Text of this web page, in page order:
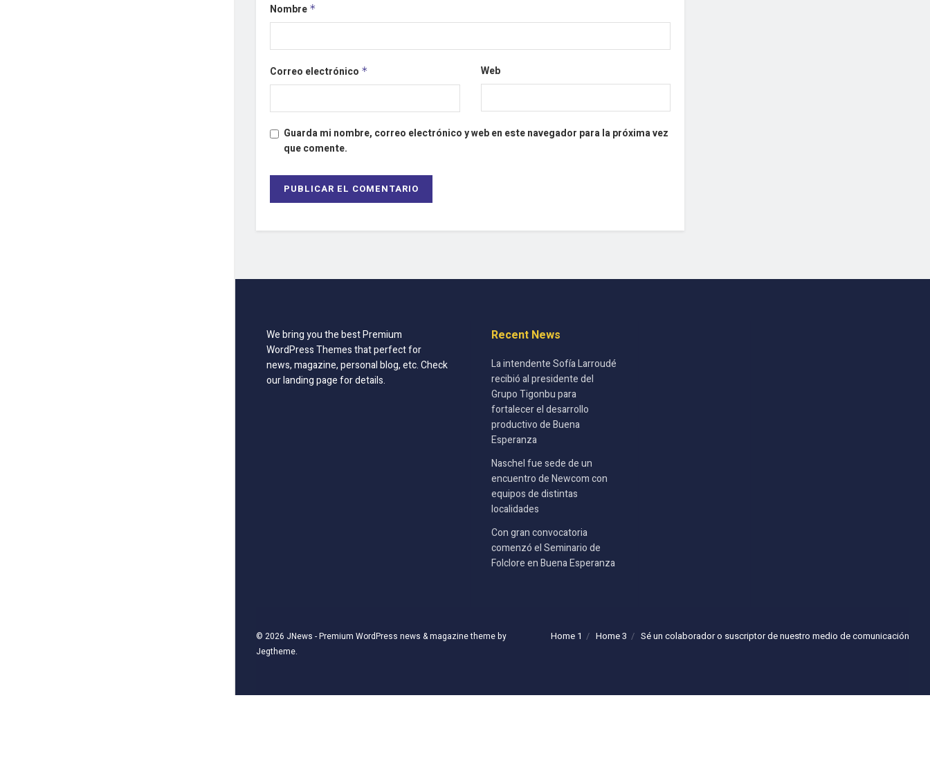
Nombre *
Correo electrónico * Web
Guarda mi nombre, correo electrónico y web en este navegador para la próxima vez
que comente.
We bring you the best Premium
WordPress Themes that perfect for
news, magazine, personal blog, etc. Check
our landing page for details.
Recent News
La intendente Sofía Larroudé
recibió al presidente del
Grupo Tigonbu para
fortalecer el desarrollo
productivo de Buena
Esperanza
Naschel fue sede de un
encuentro de Newcom con
equipos de distintas
localidades
Con gran convocatoria
comenzó el Seminario de
Folclore en Buena Esperanza
Home 1 Home 3 Sé un colaborador o suscriptor de nuestro medio de comunicación
© 2026 JNews - Premium WordPress news & magazine theme by
Jegtheme.